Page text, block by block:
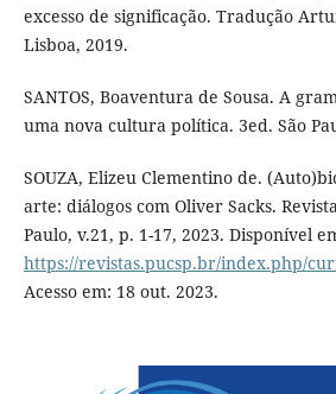
excesso de significação. Tradução
Lisboa, 2019.
SANTOS, Boaventura de Sousa. A
uma nova cultura política. 3ed. São
SOUZA, Elizeu Clementino de.
arte: diálogos com Oliver Sacks.
Paulo, v.21, p. 1-17, 2023. Disponível
https://revistas.pucsp.br/index.php/
Acesso em: 18 out. 2023.